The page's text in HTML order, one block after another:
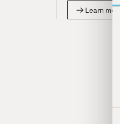
Learn more